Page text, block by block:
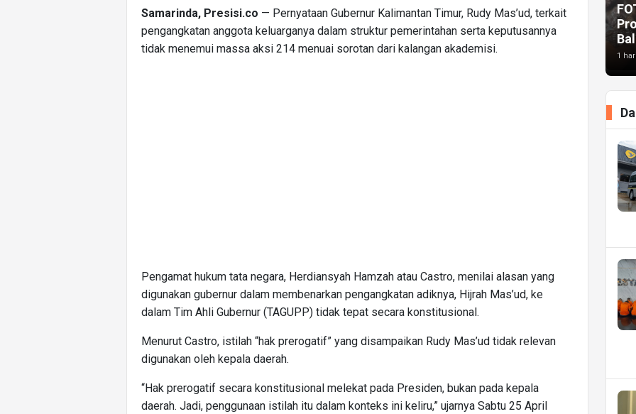
Samarinda, Presisi.co — Pernyataan Gubernur Kalimantan Timur, Rudy Mas’ud, terkait
pengangkatan anggota keluarganya dalam struktur pemerintahan serta keputusannya
tidak menemui massa aksi 214 menuai sorotan dari kalangan akademisi.
Pengamat hukum tata negara, Herdiansyah Hamzah atau Castro, menilai alasan yang
digunakan gubernur dalam membenarkan pengangkatan adiknya, Hijrah Mas’ud, ke
dalam Tim Ahli Gubernur (TAGUPP) tidak tepat secara konstitusional.
Menurut Castro, istilah “hak prerogatif” yang disampaikan Rudy Mas’ud tidak relevan
digunakan oleh kepala daerah.
“Hak prerogatif secara konstitusional melekat pada Presiden, bukan pada kepala
daerah. Jadi, penggunaan istilah itu dalam konteks ini keliru,” ujarnya Sabtu 25 April
1